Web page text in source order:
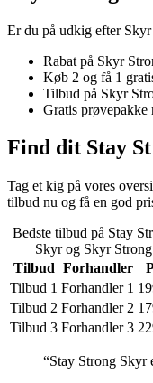
Er du på udkig efter
Rabat på Skyr
Køb 2 og få 1
Tilbud på Skyr
Gratis prøvepakke
Find dit Stay
Tag et kig på vores
tilbud nu og få en god
Bedste tilbud på Stay
Skyr og Skyr Strong
Tilbud Forhandler
Tilbud 1 Forhandler 1
Tilbud 2 Forhandler 2
Tilbud 3 Forhandler 3
“Stay Strong Skyr